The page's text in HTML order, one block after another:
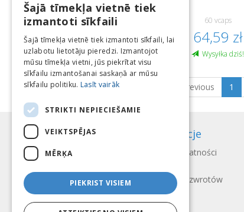
60 vcaps
64,59 zł
Wysyłka dziś!
Previous 1
Informacje
Sposoby płatności
Regulamin zwrotów
LATVIAN
LITHUANIAN
ESTONIAN
Šajā tīmekļa vietnē tiek
izmantoti sīkfaili
Šajā tīmekļa vietnē tiek izmantoti sīkfaili, lai
uzlabotu lietotāju pieredzi. Izmantojot
mūsu tīmekļa vietni, jūs piekrītat visu
sīkfailu izmantošanai saskaņā ar mūsu
sīkfailu politiku. Lasīt vairāk
STRIKTI NEPIECIEŠAMIE
VEIKTSPĒJAS
MĒRĶA
PIEKRIST VISIEM